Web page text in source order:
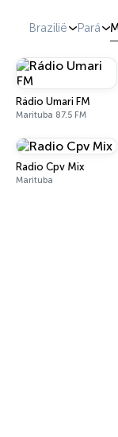
Brazilië Pará
Rádio Umari FM
Marituba 87.5 FM
Radio Cpv Mix
Marituba